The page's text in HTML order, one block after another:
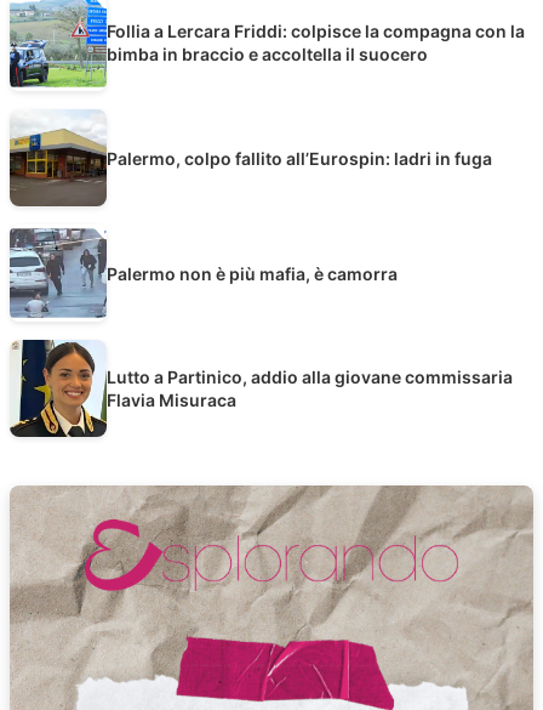
Follia a Lercara Friddi: colpisce la compagna con la
bimba in braccio e accoltella il suocero
Palermo, colpo fallito all’Eurospin: ladri in fuga
Palermo non è più mafia, è camorra
Lutto a Partinico, addio alla giovane commissaria
Flavia Misuraca